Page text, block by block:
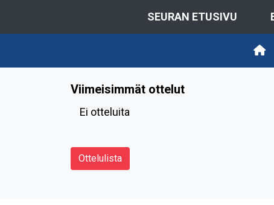
SEURAN ETUSIVU
Viimeisimmät ottelut
Ei otteluita
Ottelulista